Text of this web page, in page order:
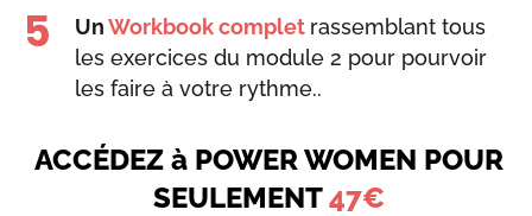
5 UnWorkbook complet rassemblant tous
les exercices du module 2 pour pourvoir
les faire à votre rythme..
ACCÉDEZ à POWER WOMEN POUR
SEULEMENT47€